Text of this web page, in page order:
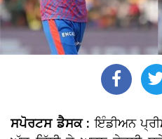
ਸਪੋਰਟਸ ਡੈਸਕ :ਇੰਡੀਅਨ